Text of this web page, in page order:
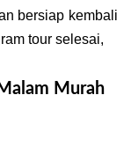
bersiap kembali
tour selesai,
Murah